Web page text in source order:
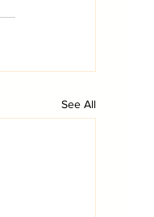
See All